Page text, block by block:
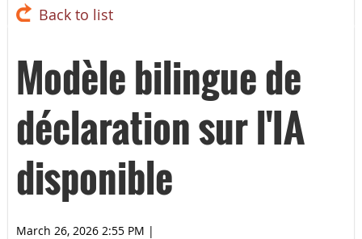
Back to list
Modèle bilingue de
déclaration sur l'IA
disponible
March 26, 2026 2:55 PM |